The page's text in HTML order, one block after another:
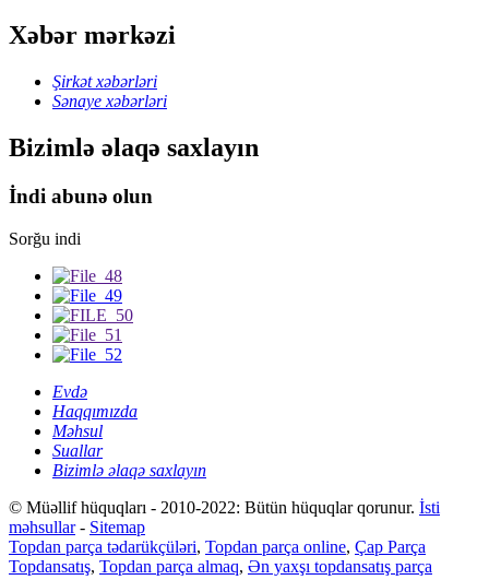
Xəbər mərkəzi
Şirkət xəbərləri
Sənaye xəbərləri
Bizimlə əlaqə saxlayın
İndi abunə olun
Sorğu indi
Evdə
Haqqımızda
Məhsul
Suallar
Bizimlə əlaqə saxlayın
© Müəllif hüquqları - 2010-2022: Bütün hüquqlar qorunur. İsti
məhsullar- Sitemap
Topdan parça tədarükçüləri, Topdan parça online, Çap Parça
Topdansatış, Topdan parça almaq, Ən yaxşı topdansatış parça